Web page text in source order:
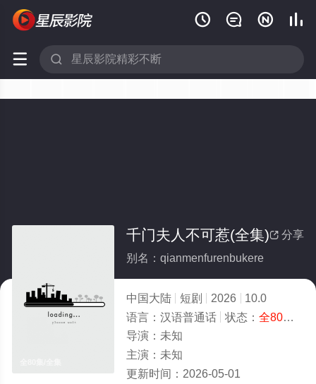
   
 
 分享
千门夫人不可惹(全集)
别名：qianmenfurenbukere
中国大陆 短剧 2026
10.0
语言： 汉语普通话 状态： 全80集
导演： 未知
主演： 未知
更新时间： 2026-05-01